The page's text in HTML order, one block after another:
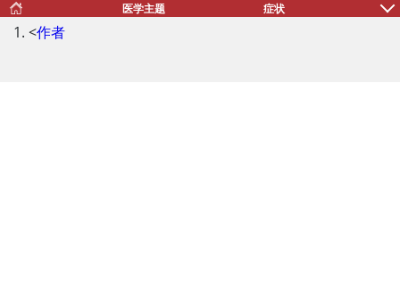
医学主题 症状
<作者